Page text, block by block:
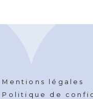
Mentions légales
Politique de